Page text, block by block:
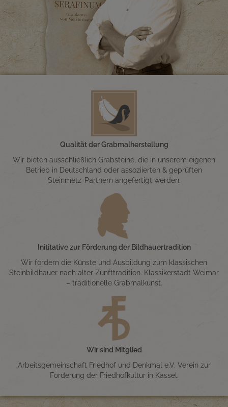
Qualität der Grabmalherstellung
Wir bieten ausschließlich Grabsteine, die in unserem eigenen
Betrieb in Deutschland oder assoziierten & geprüften
Steinmetz-Partnern angefertigt werden.
Inititative zur Förderung der Bildhauertradition
Wir fördern die Künste und Ausbildung zum klassischen
Steinbildhauer nach alter Zunfttradition. Klassikerstadt Weimar
– traditionelle Grabmalkunst.
Wir sind Mitglied
Arbeitsgemeinschaft Friedhof und Denkmal e.V. Verein zur
Förderung der Friedhofkultur in Kassel.